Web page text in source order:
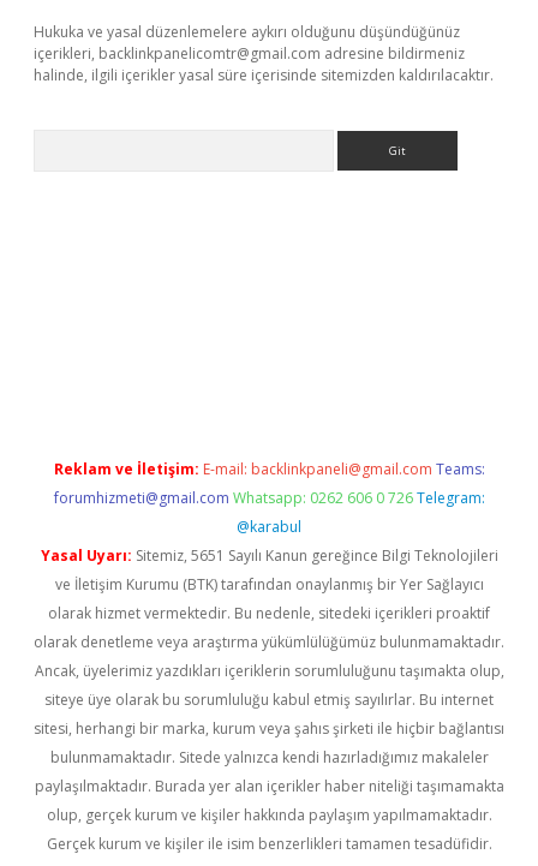
Hukuka ve yasal düzenlemelere aykırı olduğunu düşündüğünüz
içerikleri, backlinkpanelicomtr@gmail.com adresine bildirmeniz
halinde, ilgili içerikler yasal süre içerisinde sitemizden kaldırılacaktır.
Reklam ve İletişim: E-mail: backlinkpaneli@gmail.com Teams:
forumhizmeti@gmail.com Whatsapp: 0262 606 0 726 Telegram:
@karabul
Yasal Uyarı: Sitemiz, 5651 Sayılı Kanun gereğince Bilgi Teknolojileri
ve İletişim Kurumu (BTK) tarafından onaylanmış bir Yer Sağlayıcı
olarak hizmet vermektedir. Bu nedenle, sitedeki içerikleri proaktif
olarak denetleme veya araştırma yükümlülüğümüz bulunmamaktadır.
Ancak, üyelerimiz yazdıkları içeriklerin sorumluluğunu taşımakta olup,
siteye üye olarak bu sorumluluğu kabul etmiş sayılırlar. Bu internet
sitesi, herhangi bir marka, kurum veya şahıs şirketi ile hiçbir bağlantısı
bulunmamaktadır. Sitede yalnızca kendi hazırladığımız makaleler
paylaşılmaktadır. Burada yer alan içerikler haber niteliği taşımamakta
olup, gerçek kurum ve kişiler hakkında paylaşım yapılmamaktadır.
Gerçek kurum ve kişiler ile isim benzerlikleri tamamen tesadüfidir.